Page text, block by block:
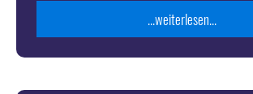
...weiterlesen...